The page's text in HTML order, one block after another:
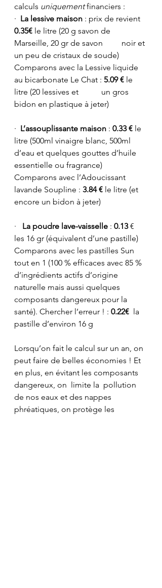
calculs uniquement financiers :
· La lessive maison : prix de revient
0.35€ le litre (20 g savon de
Marseille, 20 gr de savon 	   noir et
un peu de cristaux de soude)
Comparons avec la Lessive liquide
au bicarbonate Le Chat : 5.09 € le
litre (20 lessives et 	   un gros
bidon en plastique à jeter)
· L’assouplissante maison : 0.33 € le
litre (500ml vinaigre blanc, 500ml
d’eau et quelques gouttes d’huile
essentielle ou fragrance)
Comparons avec l’Adoucissant
lavande Soupline : 3.84 € le litre (et
encore un bidon à jeter)
· La poudre lave-vaisselle : 0.13 €
les 16 gr (équivalent d’une pastille)
Comparons avec les pastilles Sun
tout en 1 (100 % efficaces avec 85 %
d’ingrédients actifs d’origine
naturelle mais aussi quelques
composants dangereux pour la
santé). Chercher l’erreur ! : 0.22€
  la
pastille d’environ 16 g
Lorsqu’on fait le calcul sur un an, on
peut faire de belles économies ! Et
en plus, en évitant les composants
dangereux, on  limite la  pollution
de nos eaux et des nappes
phréatiques, on protège les